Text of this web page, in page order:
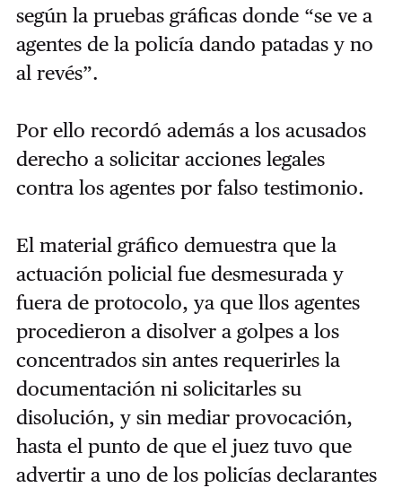
según la pruebas gráficas donde “se ve a
agentes de la policía dando patadas y no
al revés”.
Por ello recordó además a los acusados
derecho a solicitar acciones legales
contra los agentes por falso testimonio.
El material gráfico demuestra que la
actuación policial fue desmesurada y
fuera de protocolo, ya que llos agentes
procedieron a disolver a golpes a los
concentrados sin antes requerirles la
documentación ni solicitarles su
disolución, y sin mediar provocación,
hasta el punto de que el juez tuvo que
advertir a uno de los policías declarantes